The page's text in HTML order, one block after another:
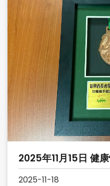
2025年11月15日 健
2025-11-18